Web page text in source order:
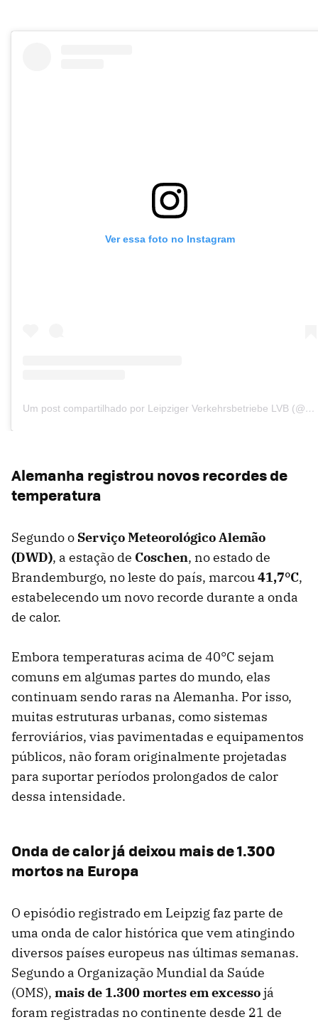
Ver essa foto no Instagram
Um post compartilhado por Leipziger Verkehrsbetriebe LVB (@leipzigerverkehrsbetriebe)
Alemanha registrou novos recordes de
temperatura
Segundo o Serviço Meteorológico Alemão
(DWD), a estação de Coschen, no estado de
Brandemburgo, no leste do país, marcou41,7°C,
estabelecendo um novo recorde durante a onda
de calor.
Embora temperaturas acima de 40°C sejam
comuns em algumas partes do mundo, elas
continuam sendo raras na Alemanha. Por isso,
muitas estruturas urbanas, como sistemas
ferroviários, vias pavimentadas e equipamentos
públicos, não foram originalmente projetadas
para suportar períodos prolongados de calor
dessa intensidade.
Onda de calor já deixou mais de 1.300
mortos na Europa
O episódio registrado em Leipzig faz parte de
uma onda de calor histórica que vem atingindo
diversos países europeus nas últimas semanas.
Segundo a Organização Mundial da Saúde
(OMS), mais de 1.300 mortes em excessojá
foram registradas no continente desde 21 de